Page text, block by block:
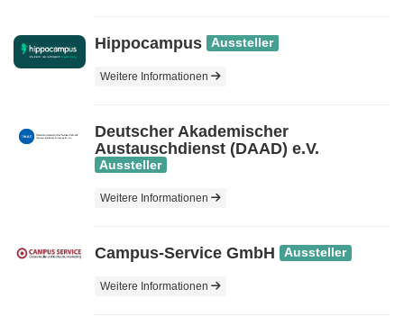
Hippocampus Aussteller
Weitere Informationen
Deutscher Akademischer
Austauschdienst (DAAD) e.V.
Aussteller
Weitere Informationen
Campus-Service GmbH Aussteller
Weitere Informationen